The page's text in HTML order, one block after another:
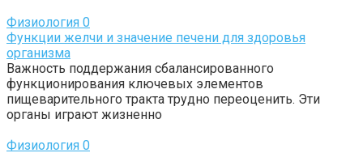
Физиология 0
Функции желчи и значение печени для здоровья
организма
Важность поддержания сбалансированного
функционирования ключевых элементов
пищеварительного тракта трудно переоценить. Эти
органы играют жизненно
Физиология 0